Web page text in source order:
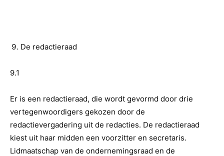
De redactieraad
9.1
Er is een redactieraad, die wordt gevormd door drie
vertegenwoordigers gekozen door de
redactievergadering uit de redacties. De redactieraad
kiest uit haar midden een voorzitter en secretaris.
Lidmaatschap van de ondernemingsraad en de